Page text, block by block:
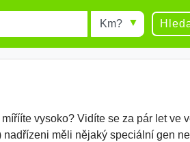
Radius
vysoko? Vidíte se za pár let ve
měli nějaký speciální gen